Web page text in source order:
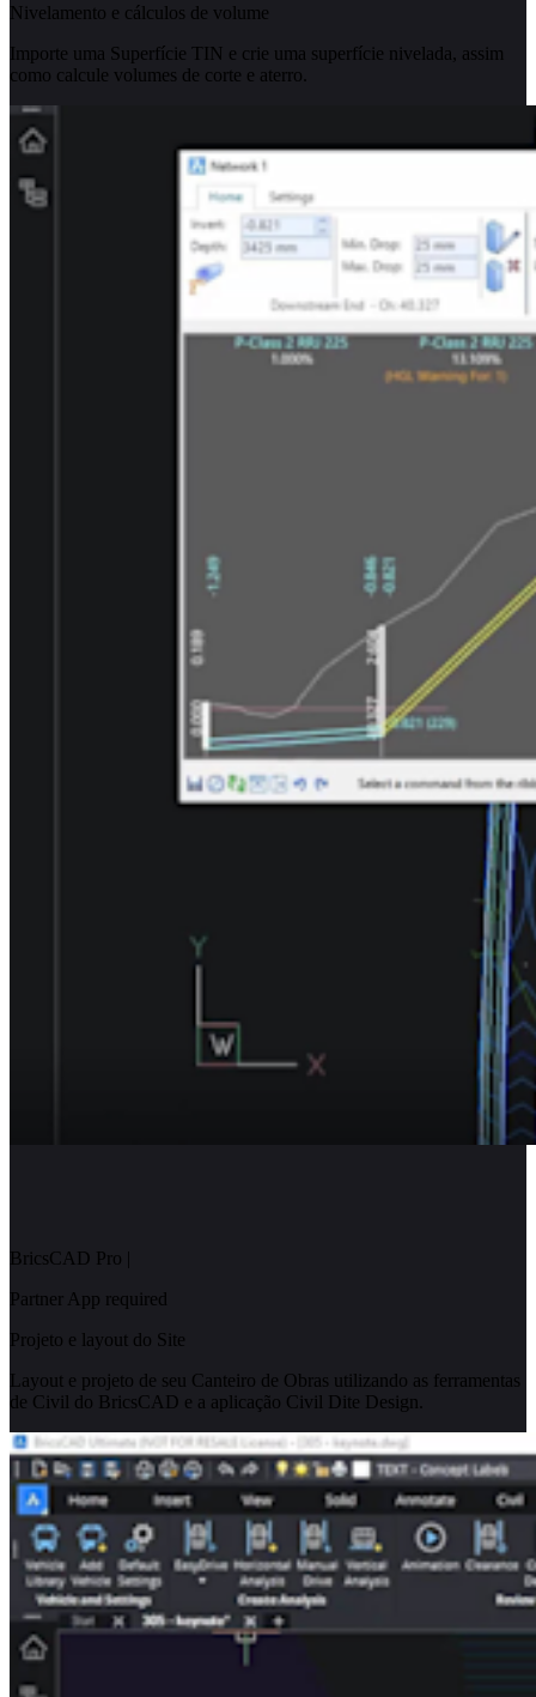
Nivelamento e cálculos de volume
Importe uma Superfície TIN e crie uma superfície nivelada, assim
como calcule volumes de corte e aterro.
BricsCAD Pro |
Partner App required
Projeto e layout do Site
Layout e projeto de seu Canteiro de Obras utilizando as ferramentas
de Civil do BricsCAD e a aplicação Civil Dite Design.